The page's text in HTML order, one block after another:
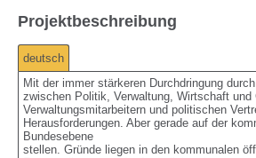
Projektbeschreibung
deutsch
Mit der immer stärkeren Durchdringung
zwischen Politik, Verwaltung, Wirtschaft
Verwaltungsmitarbeitern und politischen
Herausforderungen. Aber gerade auf der
Bundesebene
stellen. Gründe liegen in den kommunalen